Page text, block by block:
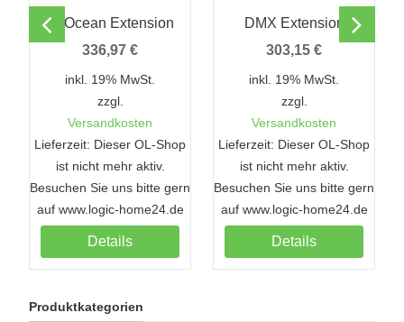
EnOcean Extension
336,97 €
inkl. 19% MwSt.
zzgl.
Versandkosten
Lieferzeit: Dieser OL-Shop
ist nicht mehr aktiv.
Besuchen Sie uns bitte gern
auf www.logic-home24.de
Details
DMX Extension
303,15 €
inkl. 19% MwSt.
zzgl.
Versandkosten
Lieferzeit: Dieser OL-Shop
ist nicht mehr aktiv.
Besuchen Sie uns bitte gern
auf www.logic-home24.de
Details
Produktkategorien